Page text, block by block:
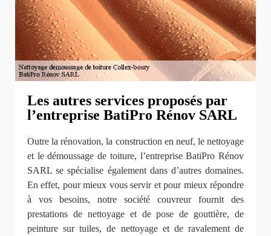
Les autres services proposés par
l’entreprise BatiPro Rénov SARL
Outre la rénovation, la construction en neuf, le nettoyage
et le démoussage de toiture, l’entreprise BatiPro Rénov
SARL se spécialise également dans d’autres domaines.
En effet, pour mieux vous servir et pour mieux répondre
à vos besoins, notre société couvreur fournit des
prestations de nettoyage et de pose de gouttière, de
peinture sur tuiles, de nettoyage et de ravalement de